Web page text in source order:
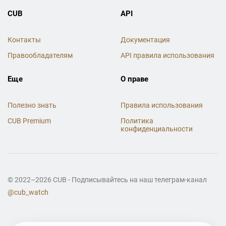
CUB
Контакты
Правообладателям
API
Документация
API правила использования
Еще
Полезно знать
CUB Premium
О праве
Правила использования
Политика
конфиденциальности
© 2022–2026 CUB - Подписывайтесь на наш телеграм-канал
@cub_watch